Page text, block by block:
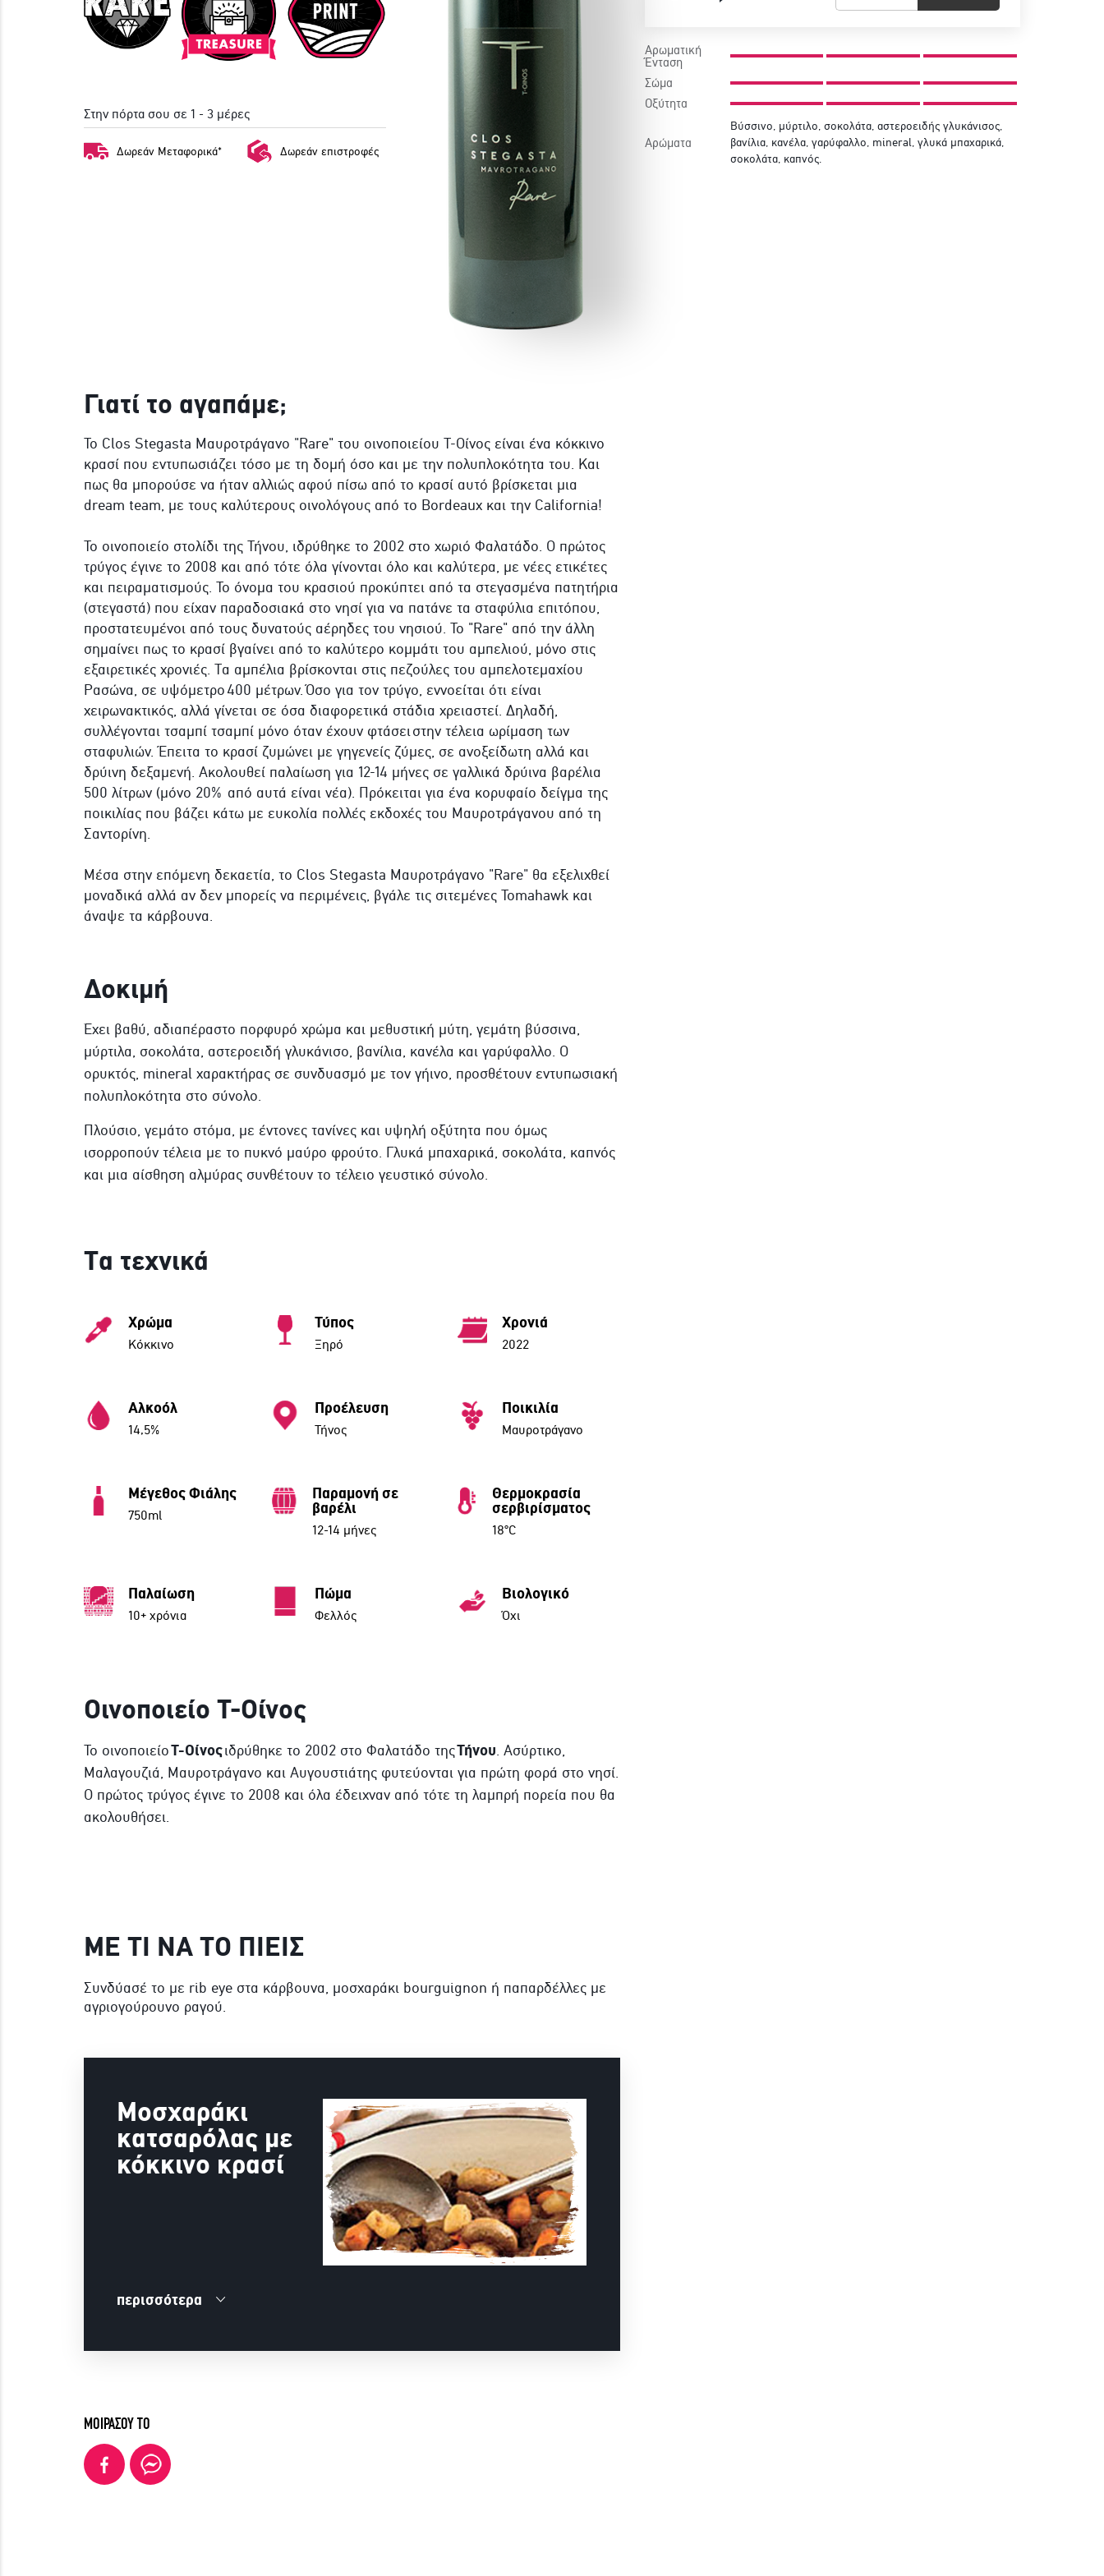
Στην πόρτα σου σε 1 - 3 μέρες
Δωρεάν Μεταφορικά* Δωρεάν επιστροφές
Γιατί το αγαπάμε;
Το Clos Stegasta Μαυροτράγανο "Rare" του οινοποιείου Τ-Οίνος είναι ένα κόκκινο
κρασί που εντυπωσιάζει τόσο με τη δομή όσο και με την πολυπλοκότητα του. Και
πως θα μπορούσε να ήταν αλλιώς αφού πίσω από το κρασί αυτό βρίσκεται μια
dream team, με τους καλύτερους οινολόγους από το Bordeaux και την California!
Το οινοποιείο στολίδι της Τήνου, ιδρύθηκε το 2002 στο χωριό Φαλατάδο. Ο πρώτος
τρύγος έγινε το 2008 και από τότε όλα γίνονται όλο και καλύτερα, με νέες ετικέτες
και πειραματισμούς. Το όνομα του κρασιού προκύπτει από τα στεγασμένα πατητήρια
(στεγαστά) που είχαν παραδοσιακά στο νησί για να πατάνε τα σταφύλια επιτόπου,
προστατευμένοι από τους δυνατούς αέρηδες του νησιού. Το "Rare" από την άλλη
σημαίνει πως το κρασί βγαίνει από το καλύτερο κομμάτι του αμπελιού, μόνο στις
εξαιρετικές χρονιές. Τα αμπέλια βρίσκονται στις πεζούλες του αμπελοτεμαχίου
Ρασώνα, σε υψόμετρο 400 μέτρων. Όσο για τον τρύγο, εννοείται ότι είναι
χειρωνακτικός, αλλά γίνεται σε όσα διαφορετικά στάδια χρειαστεί. Δηλαδή,
συλλέγονται τσαμπί τσαμπί μόνο όταν έχουν φτάσει στην τέλεια ωρίμαση των
σταφυλιών. Έπειτα το κρασί ζυμώνει με γηγενείς ζύμες, σε ανοξείδωτη αλλά και
δρύινη δεξαμενή. Ακολουθεί παλαίωση για 12-14 μήνες σε γαλλικά δρύινα βαρέλια
500 λίτρων (μόνο 20% από αυτά είναι νέα). Πρόκειται για ένα κορυφαίο δείγμα της
ποικιλίας που βάζει κάτω με ευκολία πολλές εκδοχές του Μαυροτράγανου από τη
Σαντορίνη.
Μέσα στην επόμενη δεκαετία, το Clos Stegasta Μαυροτράγανο "Rare" θα εξελιχθεί
μοναδικά αλλά αν δεν μπορείς να περιμένεις, βγάλε τις σιτεμένες Tomahawk και
άναψε τα κάρβουνα.
Δοκιμή
Έχει βαθύ, αδιαπέραστο πορφυρό χρώμα και μεθυστική μύτη, γεμάτη βύσσινα,
μύρτιλα, σοκολάτα, αστεροειδή γλυκάνισο, βανίλια, κανέλα και γαρύφαλλο. Ο
ορυκτός, mineral χαρακτήρας σε συνδυασμό με τον γήινο, προσθέτουν εντυπωσιακή
πολυπλοκότητα στο σύνολο.
Πλούσιο, γεμάτο στόμα, με έντονες τανίνες και υψηλή οξύτητα που όμως
ισορροπούν τέλεια με το πυκνό μαύρο φρούτο. Γλυκά μπαχαρικά, σοκολάτα, καπνός
και μια αίσθηση αλμύρας συνθέτουν το τέλειο γευστικό σύνολο.
Τα τεχνικά
Χρώμα
Κόκκινο
Τύπος
Ξηρό
Χρονιά
2022
Αλκοόλ
14,5%
Προέλευση
Τήνος
Ποικιλία
Μαυροτράγανο
Μέγεθος Φιάλης
750ml
Παραμονή σε
βαρέλι
12-14 μήνες
Θερμοκρασία
σερβιρίσματος
18°C
Παλαίωση
10+ χρόνια
Πώμα
Φελλός
Βιολογικό
Όχι
Οινοποιείο Τ-Οίνος
Το οινοποιείοΤ-Οίνοςιδρύθηκε το 2002 στο Φαλατάδο τηςΤήνου . Ασύρτικο,
Μαλαγουζιά, Μαυροτράγανο και Αυγουστιάτης φυτεύονται για πρώτη φορά στο νησί.
Ο πρώτος τρύγος έγινε το 2008 και όλα έδειχναν από τότε τη λαμπρή πορεία που θα
ακολουθήσει.
ΜΕ ΤΙ ΝΑ ΤΟ ΠΙΕΙΣ
Συνδύασέ το με rib eye στα κάρβουνα, μοσχαράκι bourguignon ή παπαρδέλλες με
αγριογούρουνο ραγού.
Μοσχαράκι
κατσαρόλας με
κόκκινο κρασί
περισσότερα
ΜΟΙΡΑΣΟΥ ΤΟ
Αρωματική
Ένταση
Σώμα
Οξύτητα
Αρώματα
Βύσσινο, μύρτιλο, σοκολάτα, αστεροειδής γλυκάνισος,
βανίλια, κανέλα, γαρύφαλλο, mineral, γλυκά μπαχαρικά,
σοκολάτα, καπνός.